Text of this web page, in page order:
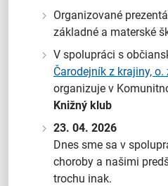
Organizované
základné a materské
V spolupráci s
Čarodejník z krajiny, o.
organizuje v
Knižný klub
23. 04. 2026
Dnes sme sa v
choroby a našimi
trochu inak.